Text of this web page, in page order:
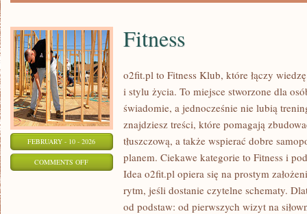
FEBRUARY - 10 - 2026
COMMENTS OFFON
Fitness
o2fit.pl to Fitness Klub, które łączy
i stylu życia. To miejsce stworzone dla
świadomie, a jednocześnie nie lubią
znajdziesz treści, które pomagają
tłuszczową, a także wspierać dobre
planem. Ciekawe kategorie to Fitness i
Idea o2fit.pl opiera się na prostym
rytm, jeśli dostanie czytelne schematy.
od podstaw: od pierwszych wizyt na